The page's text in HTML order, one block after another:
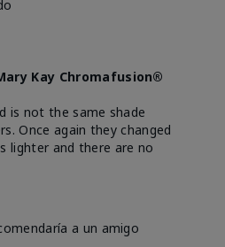
Kay Chromafusion®
is not the same shade
Once again they changed
lighter and there are no
a un amigo